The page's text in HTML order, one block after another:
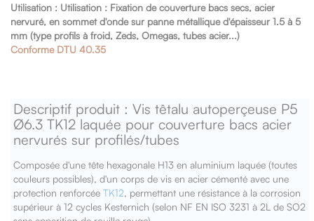
Utilisation : Utilisation : Fixation de couverture bacs secs, acier
nervuré, en sommet d'onde sur panne métalliqued'épaisseur 1.5 à 5
mm (type profils à froid, Zeds, Omegas, tubes acier...)
Conforme DTU 40.35
Descriptif produit : Vis têtalu autoperçeuse P5
Ø6.3 TK12 laquée pour couverture bacs acier
nervurés sur profilés/tubes
Composée d'une tête hexagonale H13 en aluminium laquée (toutes
couleurs possibles), d'un corps de vis en acier cémenté avec une
protection renforcéeTK12, permettant une résistance à la corrosion
supérieur à 12 cycles Kesternich (selon NF EN ISO 3231 à 2L de SO2